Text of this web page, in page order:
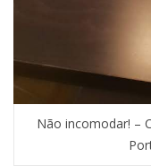
Não incomodar! –